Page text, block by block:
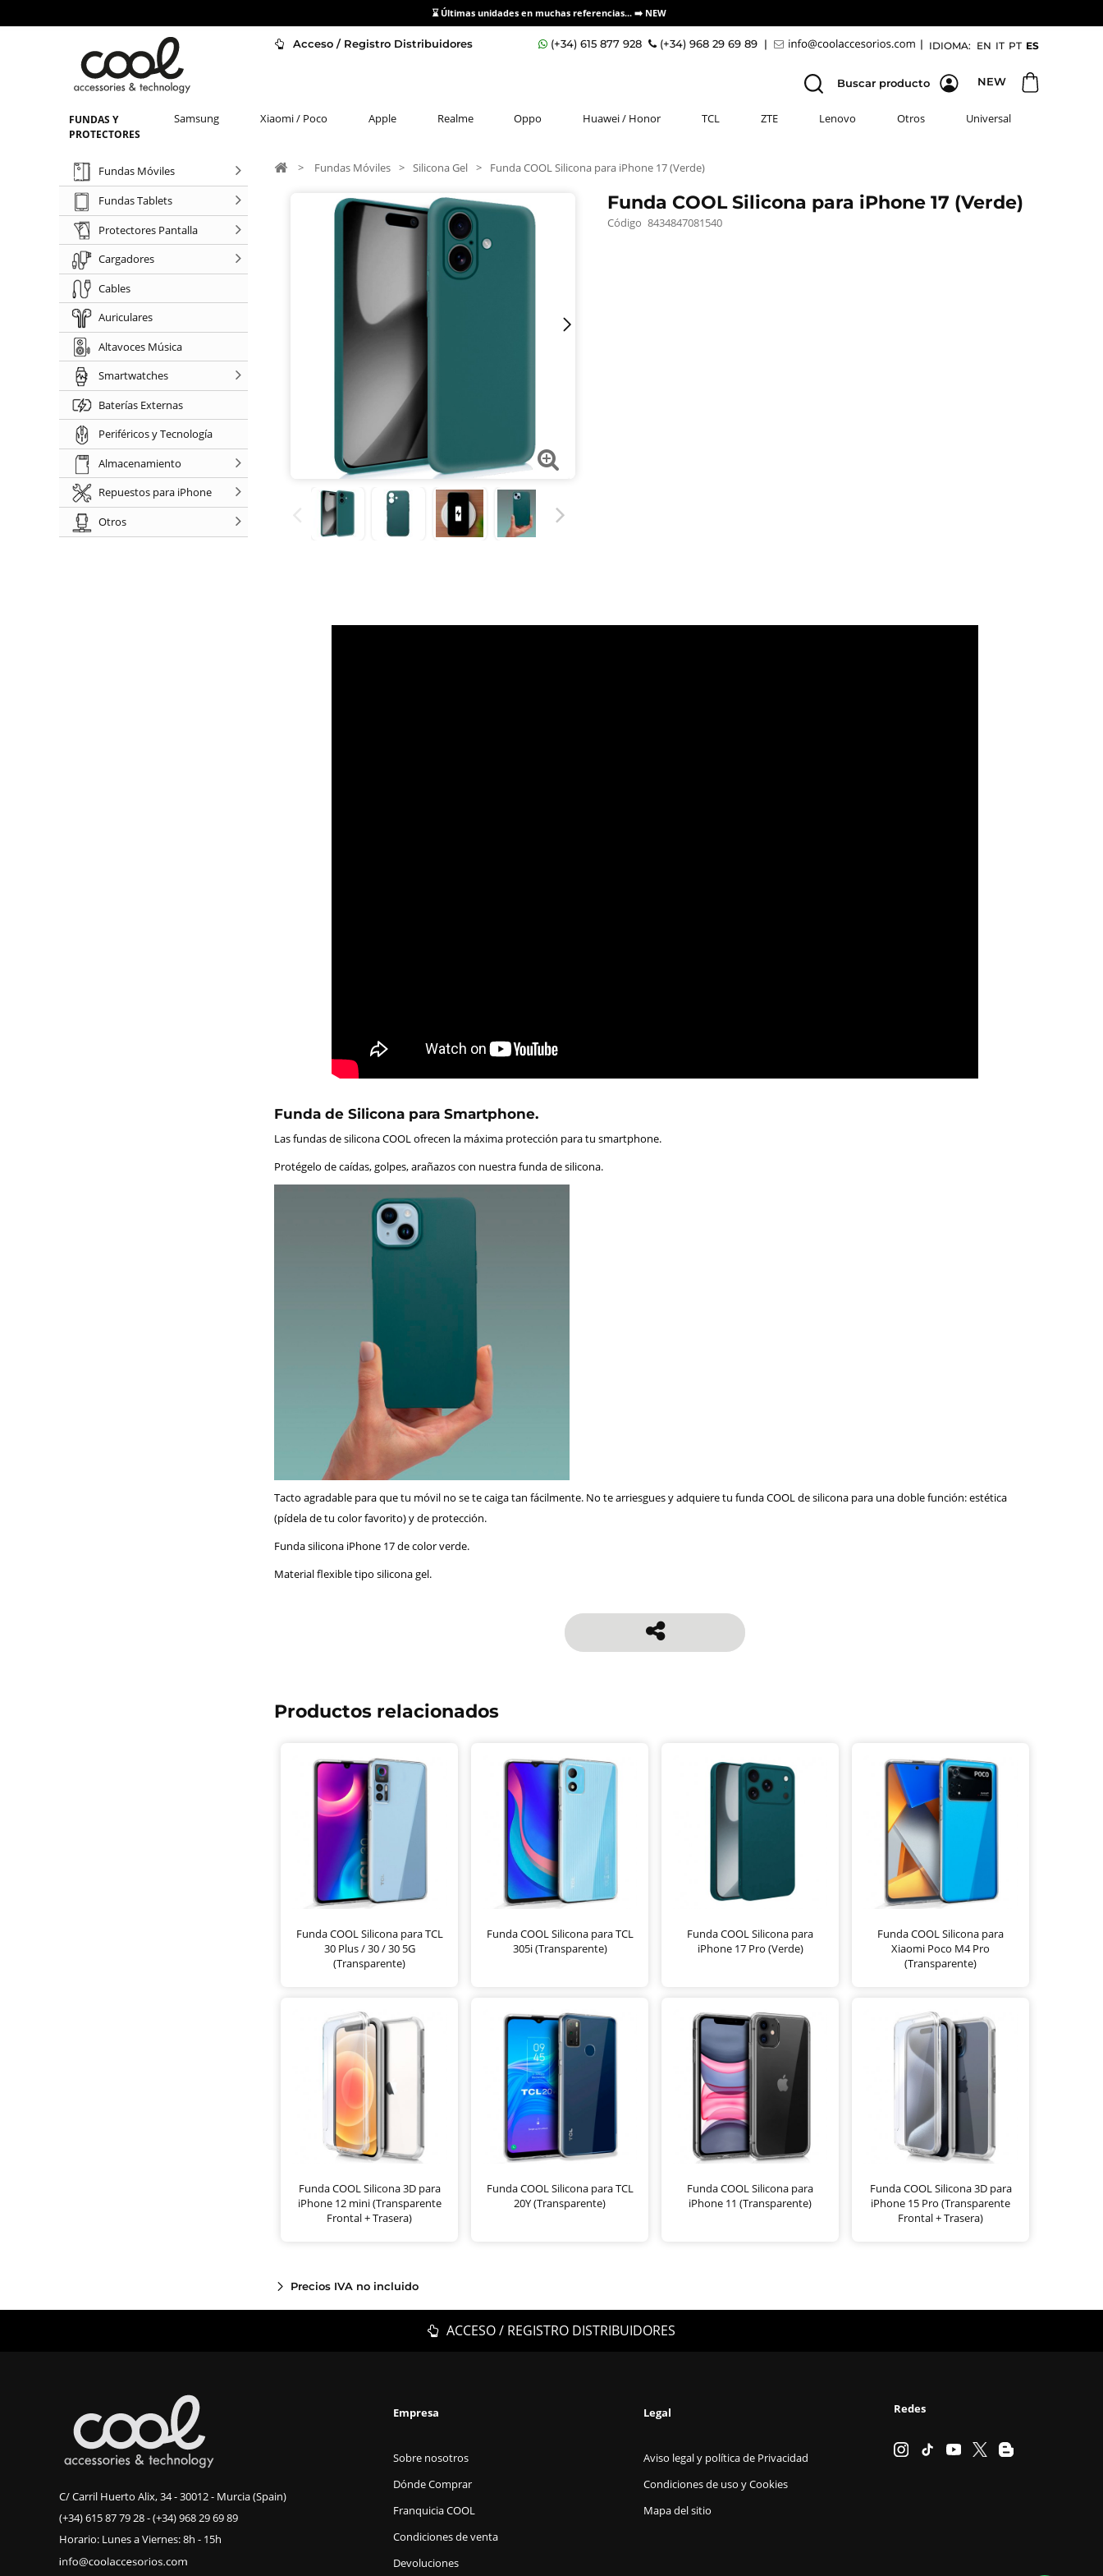
⌛ Últimas unidades en muchas referencias... ➡️ NEW
Acceso / Registro Distribuidores IDIOMA: EN IT PT ES
(+34) 615 877 928 (+34) 968 29 69 89 | |
NEW
Buscar producto
FUNDAS Y
PROTECTORES
Samsung Xiaomi / Poco Apple Realme Oppo Huawei / Honor TCL ZTE Lenovo Otros Universal
Fundas Móviles
Fundas Tablets
Protectores Pantalla
Cargadores
Cables
Auriculares
Altavoces Música
Smartwatches
Baterías Externas
Periféricos y Tecnología
Almacenamiento
Repuestos para iPhone
Otros
> Fundas Móviles > Silicona Gel > Funda COOL Silicona para iPhone 17 (Verde)
Funda COOL Silicona para iPhone 17 (Verde)
Código 8434847081540
Funda de Silicona para Smartphone.
Las fundas de silicona COOL ofrecen la máxima protección para tu smartphone.
Protégelo de caídas, golpes, arañazos con nuestra funda de silicona.
Tacto agradable para que tu móvil no se te caiga tan fácilmente. No te arriesgues y adquiere tu funda COOL de silicona para una doble función: estética
(pídela de tu color favorito) y de protección.
Funda silicona iPhone 17 de color verde.
Material flexible tipo silicona gel.
Productos relacionados
Funda COOL Silicona para TCL
30 Plus / 30 / 30 5G
(Transparente)
Funda COOL Silicona para TCL
305i (Transparente)
Funda COOL Silicona para
iPhone 17 Pro (Verde)
Funda COOL Silicona para
Xiaomi Poco M4 Pro
(Transparente)
Funda COOL Silicona 3D para
iPhone 12 mini (Transparente
Frontal + Trasera)
Funda COOL Silicona para TCL
20Y (Transparente)
Funda COOL Silicona para
iPhone 11 (Transparente)
Funda COOL Silicona 3D para
iPhone 15 Pro (Transparente
Frontal + Trasera)
Precios IVA no incluido
ACCESO / REGISTRO DISTRIBUIDORES
C/ Carril Huerto Alix, 34 - 30012 - Murcia (Spain)
(+34) 615 87 79 28-(+34) 968 29 69 89
Horario: Lunes a Viernes: 8h - 15h
Empresa
Sobre nosotros
Dónde Comprar
Franquicia COOL
Condiciones de venta
Devoluciones
Legal
Aviso legal y política de Privacidad
Condiciones de uso y Cookies
Mapa del sitio
Redes